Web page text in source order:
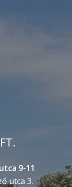
9-11
utca 3.